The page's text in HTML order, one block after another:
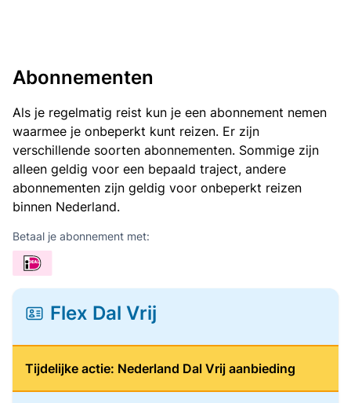
Abonnementen
Als je regelmatig reist kun je een abonnement nemen
waarmee je onbeperkt kunt reizen. Er zijn
verschillende soorten abonnementen. Sommige zijn
alleen geldig voor een bepaald traject, andere
abonnementen zijn geldig voor onbeperkt reizen
binnen Nederland.
Betaal je abonnement met:
Flex Dal Vrij
Tijdelijke actie: Nederland Dal Vrij aanbieding